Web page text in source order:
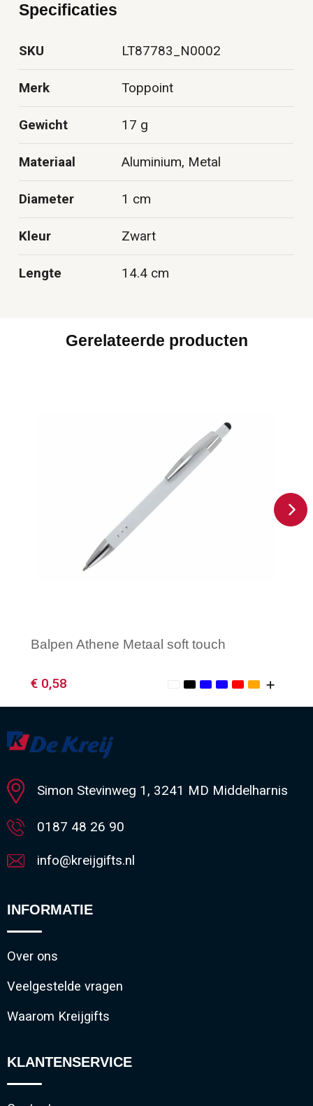
Specificaties
SKU LT87783_N0002
Merk Toppoint
Gewicht 17 g
Materiaal Aluminium, Metal
Diameter 1 cm
Kleur Zwart
Lengte 14.4 cm
Gerelateerde producten
Balpen Athene Metaal soft touch
€ 0,58
Minimale afname: 1
Simon Stevinweg 1, 3241 MD Middelharnis
0187 48 26 90
info@kreijgifts.nl
INFORMATIE
Over ons
Veelgestelde vragen
Waarom Kreijgifts
KLANTENSERVICE